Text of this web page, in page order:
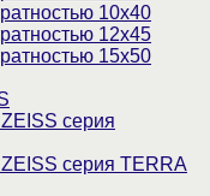
10х40
12х45
15х50
серия
серия TERRA